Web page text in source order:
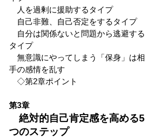
人を過剰に援助するタイプ
自己非難、自己否定をするタイプ
自分は関係ないと問題から逃避する
タイプ
無意識にやってしまう「保身」は相
手の感情を乱す
◇第2章ポイント
第3章
絶対的自己肯定感を高める5
つのステップ